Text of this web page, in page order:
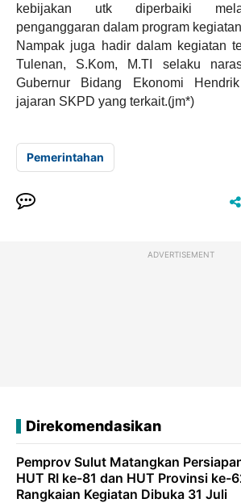
kebijakan utk diperbaiki
penganggaran dalam program
Nampak juga hadir dalam kegiatan
Tulenan, S.Kom, M.TI selaku
Gubernur Bidang Ekonomi
jajaran SKPD yang terkait.(jm*)
Pemerintahan
ADVERTISEMENT
Direkomendasikan
Pemprov Sulut Matangkan
HUT RI ke-81 dan HUT Provinsi ke-
Rangkaian Kegiatan Dibuka 31 Juli